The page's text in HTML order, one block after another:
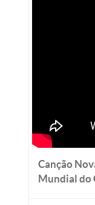
Canção
Mundial do